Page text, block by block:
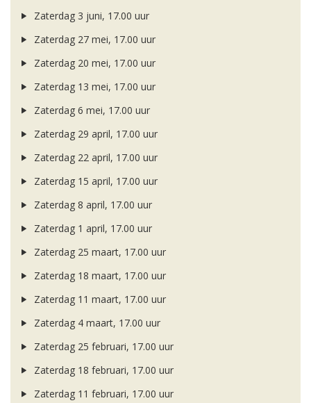
Zaterdag 3 juni, 17.00 uur
Zaterdag 27 mei, 17.00 uur
Zaterdag 20 mei, 17.00 uur
Zaterdag 13 mei, 17.00 uur
Zaterdag 6 mei, 17.00 uur
Zaterdag 29 april, 17.00 uur
Zaterdag 22 april, 17.00 uur
Zaterdag 15 april, 17.00 uur
Zaterdag 8 april, 17.00 uur
Zaterdag 1 april, 17.00 uur
Zaterdag 25 maart, 17.00 uur
Zaterdag 18 maart, 17.00 uur
Zaterdag 11 maart, 17.00 uur
Zaterdag 4 maart, 17.00 uur
Zaterdag 25 februari, 17.00 uur
Zaterdag 18 februari, 17.00 uur
Zaterdag 11 februari, 17.00 uur